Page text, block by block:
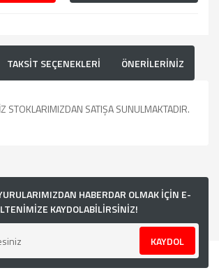
TAKSİT SEÇENEKLERİ ÖNERİLERİNİZ
STOKLARIMIZDAN SATIŞA SUNULMAKTADIR.
iletebilirsiniz.
için teşekkür ederiz.
bozuk veya görüntülenemiyor.
eksik bilgiler bulunuyor.
hatalar bulunuyor.
HABERDAR OLMAK İÇİN E-
KAYDOLABİLİRSİNİZ!
KAYDOL